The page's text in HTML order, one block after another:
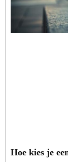
Hoe kies je